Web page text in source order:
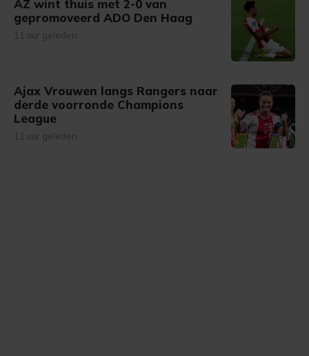
AZ wint thuis met 2-0 van
gepromoveerd ADO Den Haag
11 uur geleden
Ajax Vrouwen langs Rangers naar
derde voorronde Champions
League
11 uur geleden